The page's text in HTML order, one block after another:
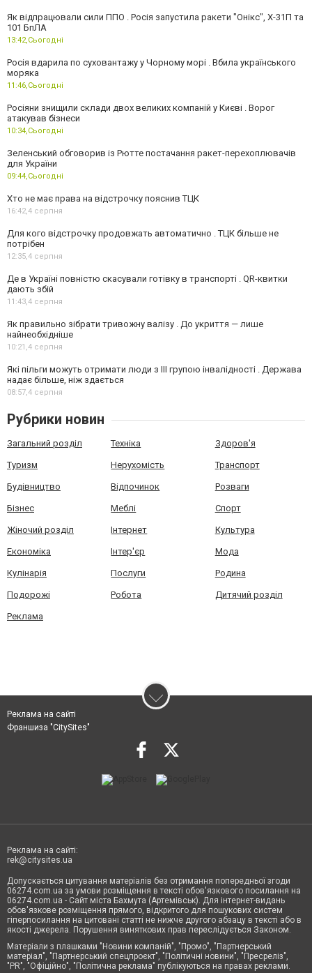
Як відпрацювали сили ППО . Росія запустила ракети "Онікс", Х-31П та
101 БпЛА
13:42,Сьогодні
Росія вдарила по суховантажу у Чорному морі . Вбила українського
моряка
11:46,Сьогодні
Росіяни знищили склади двох великих компаній у Києві . Ворог
атакував бізнеси
10:34,Сьогодні
Зеленський обговорив із Рютте постачання ракет-перехоплювачів
для України
09:44,Сьогодні
Хто не має права на відстрочку пояснив ТЦК
16:42,4 серпня
Для кого відстрочку продовжать автоматично . ТЦК більше не
потрібен
12:35,4 серпня
Де в Україні повністю скасували готівку в транспорті . QR-квитки
дають збій
11:43,4 серпня
Як правильно зібрати тривожну валізу . До укриття — лише
найнеобхідніше
10:21,4 серпня
Які пільги можуть отримати люди з III групою інвалідності . Держава
надає більше, ніж здається
08:57,4 серпня
Рубрики новин
Загальний розділ Техніка Здоров'я
Туризм Нерухомість Транспорт
Будівництво Відпочинок Розваги
Бізнес Меблі Спорт
Жіночий розділ Інтернет Культура
Економіка Інтер'єр Мода
Кулінарія Послуги Родина
Подорожі Робота Дитячий розділ
Реклама
Реклама на сайті
Франшиза "CitySites"
Реклама на сайті:
rek@citysites.ua
Допускається цитування матеріалів без отримання попередньої згоди
06274.com.ua за умови розміщення в тексті обов'язкового посилання на
06274.com.ua - Сайт міста Бахмута (Артемівськ). Для інтернет-видань
обов'язкове розміщення прямого, відкритого для пошукових систем
гіперпосилання на цитовані статті не нижче другого абзацу в тексті або в
якості джерела. Порушення виняткових прав переслідується Законом.
Матеріали з плашками "Новини компаній", "Промо", "Партнерський
матеріал", "Партнерський спецпроєкт", "Політичні новини", "Пресреліз",
"PR", "Офіційно", "Політична реклама" публікуються на правах реклами.